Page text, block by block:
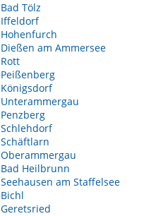
Bad Tölz
Iffeldorf
Hohenfurch
Dießen am Ammersee
Rott
Peißenberg
Königsdorf
Unterammergau
Penzberg
Schlehdorf
Schäftlarn
Oberammergau
Bad Heilbrunn
Seehausen am Staffelsee
Bichl
Geretsried